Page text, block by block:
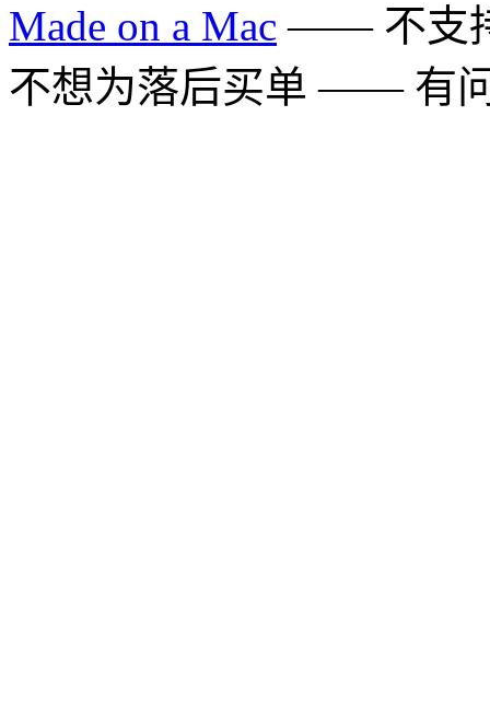
Made on a Mac —— 不支
不想为落后买单 —— 有